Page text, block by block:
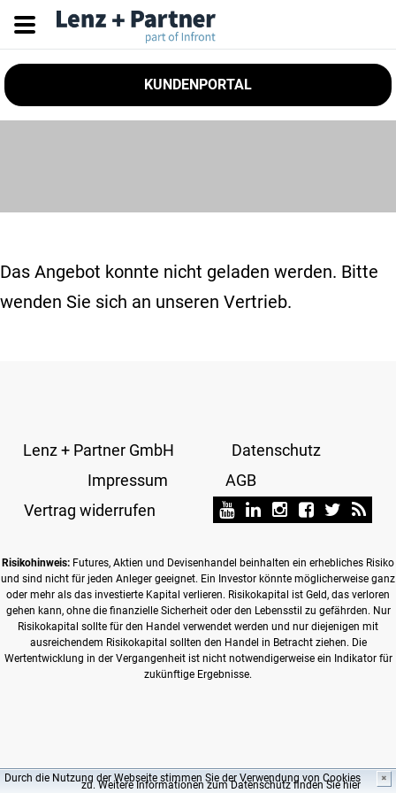
Durch die Nutzung der Webseite stimmen Sie der Verwendung von Cookies
zu. Weitere Informationen zum Datenschutz finden Sie hier
✖
KUNDENPORTAL
Das Angebot konnte nicht geladen werden. Bitte
wenden Sie sich an unseren Vertrieb.
Lenz + Partner GmbH
Datenschutz
Impressum
AGB
Vertrag widerrufen
Risikohinweis: Futures, Aktien und Devisenhandel beinhalten ein erhebliches Risiko
und sind nicht für jeden Anleger geeignet. Ein Investor könnte möglicherweise ganz
oder mehr als das investierte Kapital verlieren. Risikokapital ist Geld, das verloren
gehen kann, ohne die finanzielle Sicherheit oder den Lebensstil zu gefährden. Nur
Risikokapital sollte für den Handel verwendet werden und nur diejenigen mit
ausreichendem Risikokapital sollten den Handel in Betracht ziehen. Die
Wertentwicklung in der Vergangenheit ist nicht notwendigerweise ein Indikator für
zukünftige Ergebnisse.